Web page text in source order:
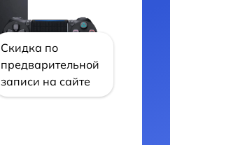
Скидка по
предварительной
записи на сайте